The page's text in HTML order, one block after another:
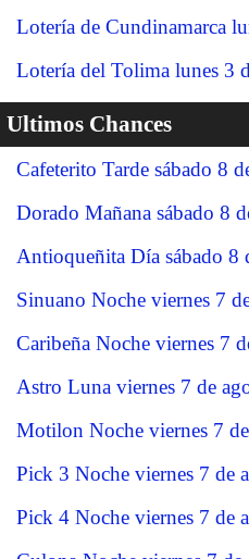
Lotería de Cundinamarca
Lotería del Tolima lunes 3
Ultimos Chances
Cafeterito Tarde sábado 8
Dorado Mañana sábado 8
Antioqueñita Día sábado 8
Sinuano Noche viernes 7
Caribeña Noche viernes 7
Astro Luna viernes 7 de
Motilon Noche viernes 7
Pick 3 Noche viernes 7 de
Pick 4 Noche viernes 7 de